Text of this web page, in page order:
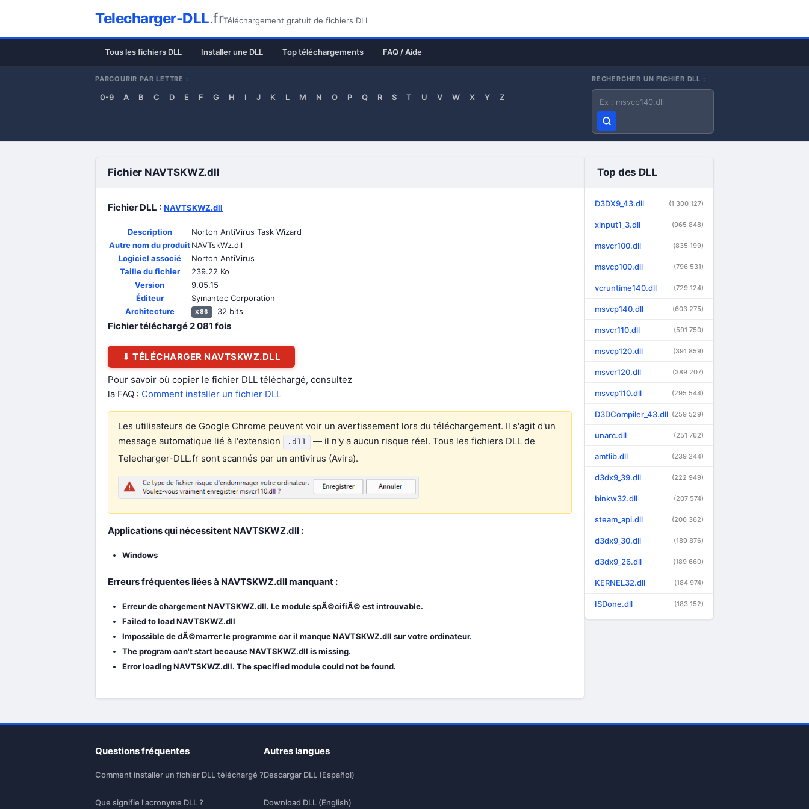
Telecharger-DLL.frTéléchargement gratuit de fichiers DLL
Tous les fichiers DLL Installer une DLL Top téléchargements FAQ / Aide
PARCOURIR PAR LETTRE :
0-9 A B C D E F G H I J K L M N O P Q R S T U V W X Y Z
RECHERCHER UN FICHIER DLL :
Nom du fichier DLL
Fichier NAVTSKWZ.dll
Fichier DLL : NAVTSKWZ.dll
Description
Norton AntiVirus Task Wizard
Autre nom du produitNAVTskWz.dll
Logiciel associé
Norton AntiVirus
Taille du fichier
239.22 Ko
Version
9.05.15
Éditeur
Symantec Corporation
Architecture
x86 32 bits
Fichier téléchargé2 081 fois
⇓ TÉLÉCHARGER NAVTSKWZ.DLL
Pour savoir où copier le fichier DLL téléchargé, consultez
la FAQ : Comment installer un fichier DLL
Les utilisateurs de Google Chrome peuvent voir un avertissement lors du téléchargement. Il s'agit d'un
message automatique lié à l'extension
.dll
— il n'y a aucun risque réel. Tous les fichiers DLL de
Telecharger-DLL.fr sont scannés par un antivirus (Avira).
Applications qui nécessitent NAVTSKWZ.dll :
Windows
Erreurs fréquentes liées à NAVTSKWZ.dll manquant :
Erreur de chargement NAVTSKWZ.dll. Le module spÃ©cifiÃ© est introuvable.
Failed to load NAVTSKWZ.dll
Impossible de dÃ©marrer le programme car il manque NAVTSKWZ.dll sur votre ordinateur.
The program can't start because NAVTSKWZ.dll is missing.
Error loading NAVTSKWZ.dll. The specified module could not be found.
Top des DLL
D3DX9_43.dll (1 300 127)
xinput1_3.dll (965 848)
msvcr100.dll (835 199)
msvcp100.dll (796 531)
vcruntime140.dll (729 124)
msvcp140.dll (603 275)
msvcr110.dll (591 750)
msvcp120.dll (391 859)
msvcr120.dll (389 207)
msvcp110.dll (295 544)
D3DCompiler_43.dll (259 529)
unarc.dll (251 762)
amtlib.dll (239 244)
d3dx9_39.dll (222 949)
binkw32.dll (207 574)
steam_api.dll (206 362)
d3dx9_30.dll (189 876)
d3dx9_26.dll (189 660)
KERNEL32.dll (184 974)
ISDone.dll (183 152)
Questions fréquentes
Comment installer un fichier DLL téléchargé ?
Que signifie l'acronyme DLL ?
Autres langues
Descargar DLL (Español)
Download DLL (English)